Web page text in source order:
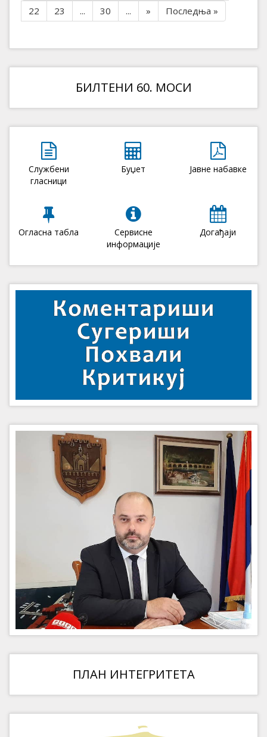
22 23 ... 30 ... » Последња »
БИЛТЕНИ 60. МОСИ
Службени
гласници
Буџет Јавне набавке
Огласна табла
Сервисне
информације
Догађаји
ПЛАН ИНТЕГРИТЕТА